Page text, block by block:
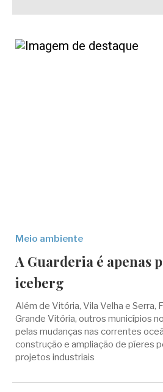
Meio ambiente
A Guarderia é apenas
iceberg
Além de Vitória, Vila Velha e Serra,
Grande Vitória, outros municípios
pelas mudanças nas correntes
construção e ampliação de píeres
projetos industriais